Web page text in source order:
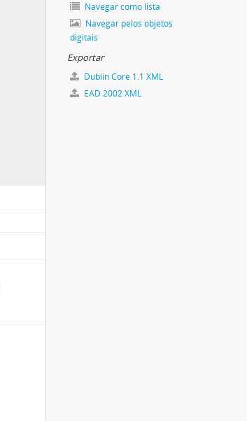
Navegar como lista
Navegar pelos objetos
digitais
Exportar
Dublin Core 1.1 XML
EAD 2002 XML